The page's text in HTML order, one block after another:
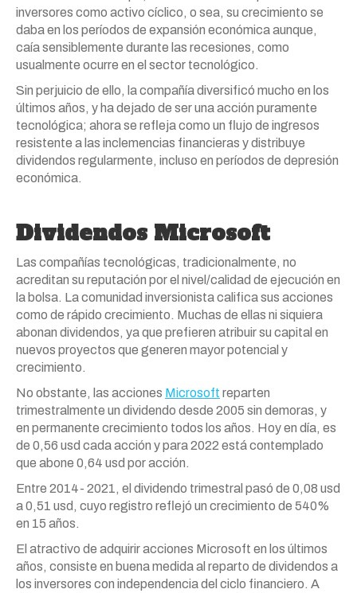
inversores como activo cíclico, o sea, su crecimiento se
daba en los períodos de expansión económica aunque,
caía sensiblemente durante las recesiones, como
usualmente ocurre en el sector tecnológico.
Sin perjuicio de ello, la compañía diversificó mucho en los
últimos años, y ha dejado de ser una acción puramente
tecnológica; ahora se refleja como un flujo de ingresos
resistente a las inclemencias financieras y distribuye
dividendos regularmente, incluso en períodos de depresión
económica.
Dividendos Microsoft
Las compañías tecnológicas, tradicionalmente, no
acreditan su reputación por el nivel/calidad de ejecución en
la bolsa. La comunidad inversionista califica sus acciones
como de rápido crecimiento. Muchas de ellas ni siquiera
abonan dividendos, ya que prefieren atribuir su capital en
nuevos proyectos que generen mayor potencial y
crecimiento.
No obstante, las acciones Microsoft reparten
trimestralmente un dividendo desde 2005 sin demoras, y
en permanente crecimiento todos los años. Hoy en día, es
de 0,56 usd cada acción y para 2022 está contemplado
que abone 0,64 usd por acción.
Entre 2014- 2021, el dividendo trimestral pasó de 0,08 usd
a 0,51 usd, cuyo registro reflejó un crecimiento de 540%
en 15 años.
El atractivo de adquirir acciones Microsoft en los últimos
años, consiste en buena medida al reparto de dividendos a
los inversores con independencia del ciclo financiero. A